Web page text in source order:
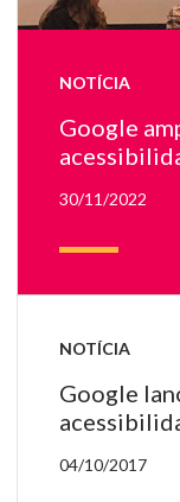
NOTÍCIA
Google
30/11/2022
NOTÍCIA
Google
04/10/2017